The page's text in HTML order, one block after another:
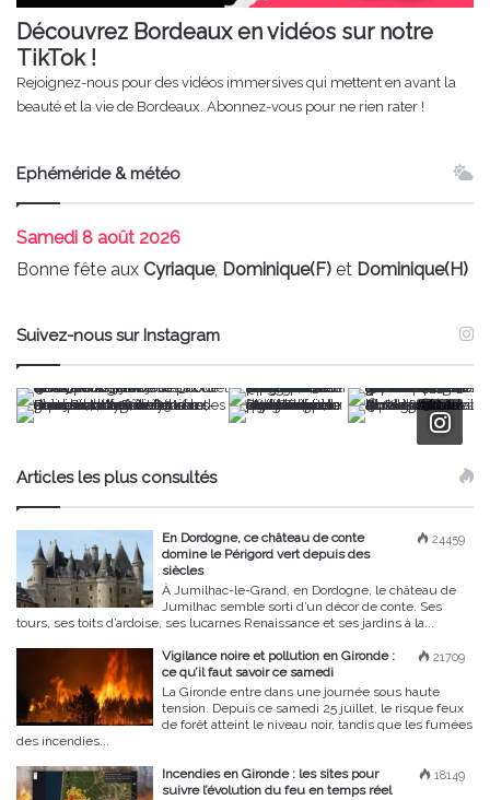
Découvrez Bordeaux en vidéos sur notre
TikTok !
Rejoignez-nous pour des vidéos immersives qui mettent en avant la
beauté et la vie de Bordeaux. Abonnez-vous pour ne rien rater !
Ephéméride & météo
Samedi 8 août 2026
Bonne fête aux Cyriaque, Dominique(F) et Dominique(H)
Suivez-nous sur Instagram
Articles les plus consultés
24459
En Dordogne, ce château de conte
domine le Périgord vert depuis des
siècles
À Jumilhac-le-Grand, en Dordogne, le château de
Jumilhac semble sorti d’un décor de conte. Ses
tours, ses toits d’ardoise, ses lucarnes Renaissance et ses jardins à la...
21709
Vigilance noire et pollution en Gironde :
ce qu’il faut savoir ce samedi
La Gironde entre dans une journée sous haute
tension. Depuis ce samedi 25 juillet, le risque feux
de forêt atteint le niveau noir, tandis que les fumées
des incendies...
18149
Incendies en Gironde : les sites pour
suivre l’évolution du feu en temps réel